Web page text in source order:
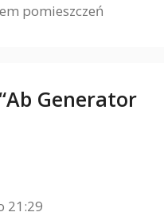
pomieszczeń
Generator
21:29